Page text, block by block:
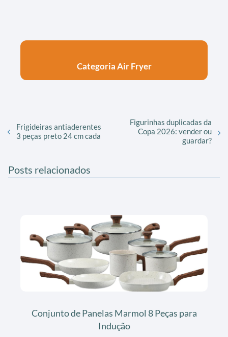
Categoria Air Fryer
Frigideiras antiaderentes
3 peças preto 24 cm cada
Figurinhas duplicadas da
Copa 2026: vender ou
guardar?
Posts relacionados
Conjunto de Panelas Marmol 8 Peças para
Indução